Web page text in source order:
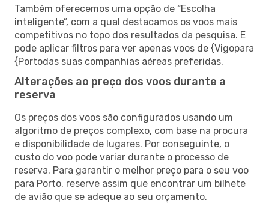
Também oferecemos uma opção de “Escolha
inteligente”, com a qual destacamos os voos mais
competitivos no topo dos resultados da pesquisa. E
pode aplicar filtros para ver apenas voos de {Vigopara
{Portodas suas companhias aéreas preferidas.
Alterações ao preço dos voos durante a
reserva
Os preços dos voos são configurados usando um
algoritmo de preços complexo, com base na procura
e disponibilidade de lugares. Por conseguinte, o
custo do voo pode variar durante o processo de
reserva. Para garantir o melhor preço para o seu voo
para Porto, reserve assim que encontrar um bilhete
de avião que se adeque ao seu orçamento.